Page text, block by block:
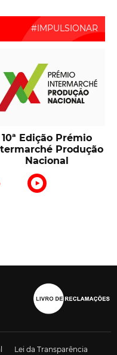
10ª Edição Prémio
Produção
Nacional
Lei da Transparência